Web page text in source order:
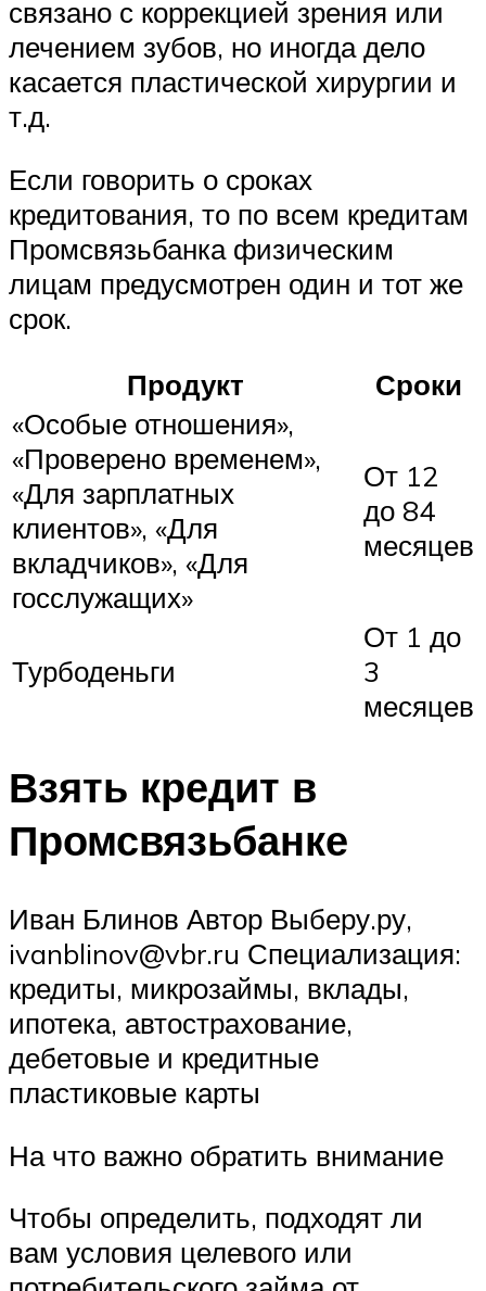
связано с коррекцией зрения или
лечением зубов, но иногда дело
касается пластической хирургии и
т.д.
Если говорить о сроках
кредитования, то по всем кредитам
Промсвязьбанка физическим
лицам предусмотрен один и тот же
срок.
Продукт
Сроки
«Особые отношения»,
«Проверено временем»,
«Для зарплатных
клиентов», «Для
вкладчиков», «Для
госслужащих»
От 12
до 84
месяцев
Турбоденьги
От 1 до
3
месяцев
Взять кредит в
Промсвязьбанке
Иван Блинов Автор Выберу.ру,
ivanblinov@vbr.ru Специализация:
кредиты, микрозаймы, вклады,
ипотека, автострахование,
дебетовые и кредитные
пластиковые карты
На что важно обратить внимание
Чтобы определить, подходят ли
вам условия целевого или